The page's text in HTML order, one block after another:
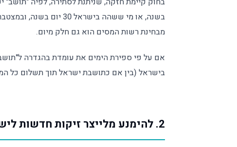
מבחינת רשות המסים הוא גם חלק מיום.
אם על פי ספירת הימים את עומדת בהגדרה
בישראל (בין אם כתושבת ישראל תוך תשלום כל
2. להימנע מלייצר זיקות חדשות לישראל